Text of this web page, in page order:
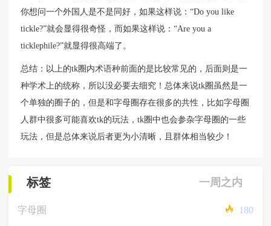
你想问一个外国人是不是同好，如果这样说：“Do you like
tickle?”就会显得很奇怪，而如果这样说：“Are you a
ticklephile?”就显得很高端了。
总结：以上的tk圈内术语种前面的是比较常见的，后面则是一
种学术上的统称，所以没必要去细究！总体来说tk圈虽然是一
个单独的圈子的，但是和字母圈存在很多的共性，比如字母圈
人群中很多可能喜欢tk的玩法，tk圈中也会参杂字母圈的一些
玩法，但是总体来说后者更为小清晰，且群体相当较少！
标签 一周之内
字母圈 180